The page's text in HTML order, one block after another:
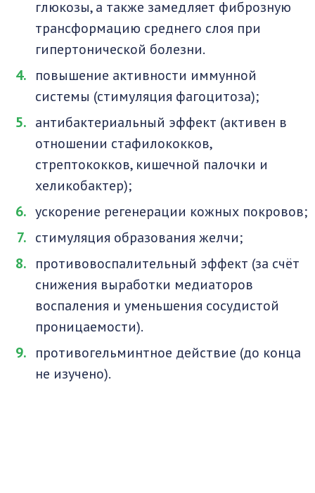
глюкозы, а также замедляет фиброзную
трансформацию среднего слоя при
гипертонической болезни.
повышение активности иммунной
системы (стимуляция фагоцитоза);
антибактериальный эффект (активен в
отношении стафилококков,
стрептококков, кишечной палочки и
хеликобактер);
ускорение регенерации кожных покровов;
стимуляция образования желчи;
противовоспалительный эффект (за счёт
снижения выработки медиаторов
воспаления и уменьшения сосудистой
проницаемости).
противогельминтное действие (до конца
не изучено).